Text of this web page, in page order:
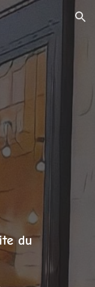
Skip to navigation
du